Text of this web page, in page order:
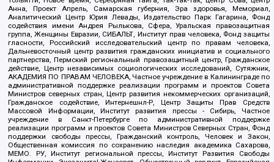
Анна, Проект Апрель, Самарская губерния, Эра здоровья, Мемориал,
Аналитический Центр Юрия Левады, Издательство Парк Гагарина, Фонд
содействия имени Андрея Рылькова, Сфера, Уральская правозащитная
группа, Женщины Евразии, СИБАЛЬТ, Институт прав человека, Фонд защиты
гласности, Российский исследовательский центр по правам человека,
Дальневосточный центр развития гражданских инициатив и социального
партнерства, Пермский региональный правозащитный центр, Гражданское
действие, Центр независимых социологических исследований, Сутяжник,
АКАДЕМИЯ ПО ПРАВАМ ЧЕЛОВЕКА, Частное учреждение в Калининграде по
административной поддержке реализации программ и проектов Совета
Министров северных стран, Центр развития некоммерческих организаций,
Гражданское содействие, Интернешнл-Р, Центр Защиты Прав Средств
Массовой Информации, Институт развития прессы - Сибирь, Частное
учреждение в Санкт-Петербурге по административной поддержке
реализации программ и проектов Совета Министров Северных Стран, Фонд
поддержки свободы прессы, Гражданский контроль, Человек и Закон,
Общественная комиссия по сохранению наследия академика Сахарова,
МЕМО. РУ, Институт региональной прессы, Институт Развития Свободы